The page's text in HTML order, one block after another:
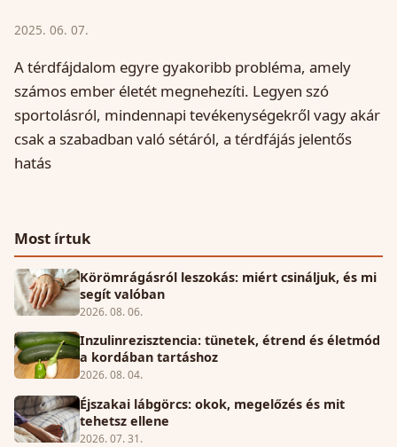
2025. 06. 07.
A térdfájdalom egyre gyakoribb probléma, amely
számos ember életét megnehezíti. Legyen szó
sportolásról, mindennapi tevékenységekről vagy akár
csak a szabadban való sétáról, a térdfájás jelentős
hatás
Most írtuk
Körömrágásról leszokás: miért csináljuk, és mi
segít valóban
2026. 08. 06.
Inzulinrezisztencia: tünetek, étrend és életmód
a kordában tartáshoz
2026. 08. 04.
Éjszakai lábgörcs: okok, megelőzés és mit
tehetsz ellene
2026. 07. 31.